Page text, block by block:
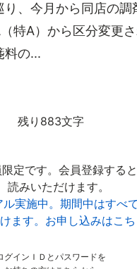
り、今月から同店の調
特A）から区分変更
料の...
残り883文字
定です。会員登録する
読みいただけます。
実施中。期間中はすべ
ます。お申し込みはこち
グインＩＤとパスワードを